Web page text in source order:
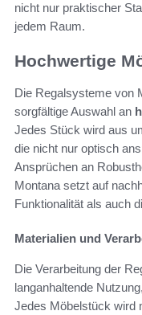
nicht nur praktischer
jedem Raum.
Hochwertige
Die Regalsysteme von
sorgfältige Auswahl an
Jedes Stück wird aus
die nicht nur optisch
Ansprüchen an
Montana setzt auf
Funktionalität als auch
Materialien und
Die Verarbeitung der
langanhaltende
Jedes Möbelstück wird